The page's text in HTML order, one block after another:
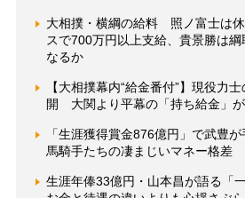
大相撲・横綱の給料 照ノ富士は
スで700万円以上支給、貴景勝は
なるか
【大相撲幕内“給金番付”】現役力
開 大関より平幕の「持ち給金」
「生涯獲得賞金876億円」で武豊
馬騎手たちの凄まじいマネー格差
生涯年俸33億円・山本昌が語る「